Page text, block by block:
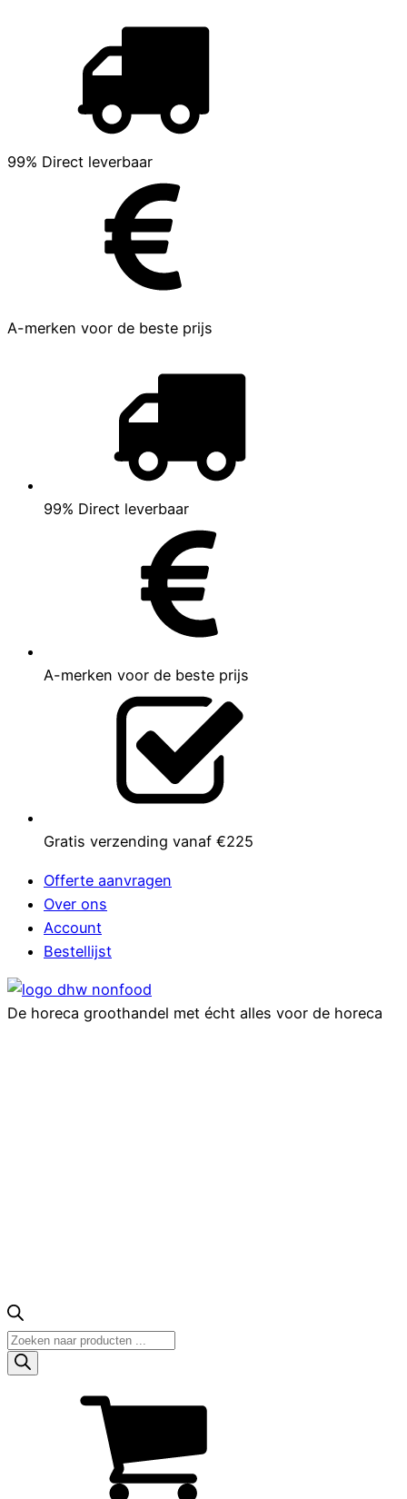
99% Direct leverbaar
A-merken voor de beste prijs
99% Direct leverbaar
A-merken voor de beste prijs
Gratis verzending vanaf €225
Offerte aanvragen
Over ons
Account
Bestellijst
De horeca groothandel met écht alles voor de horeca
Producten
zoeken